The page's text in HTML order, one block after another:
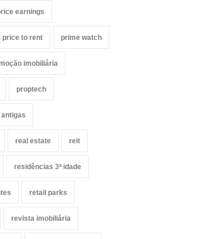
earnings
price to rent prime watch
imobiliária
proptech
real estate reit
residências 3ª idade
retail parks
revista imobiliária